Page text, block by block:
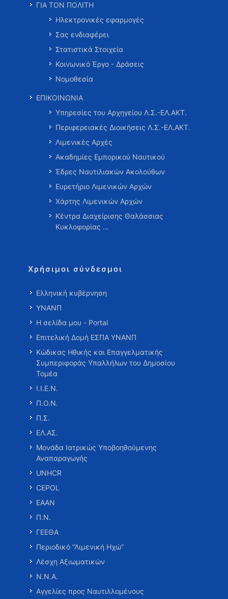
ΓΙΑ ΤΟΝ ΠΟΛΙΤΗ
Ηλεκτρονικές εφαρμογές
Σας ενδιαφέρει
Στατιστικά Στοιχεία
Κοινωνικό Έργο - Δράσεις
Νομοθεσία
ΕΠΙΚΟΙΝΩΝΙΑ
Υπηρεσίες του Αρχηγείου Λ.Σ.-ΕΛ.ΑΚΤ.
Περιφερειακές Διοικήσεις Λ.Σ.-ΕΛ.ΑΚΤ.
Λιμενικές Αρχές
Ακαδημίες Εμπορικού Ναυτικού
Έδρες Ναυτιλιακών Ακολούθων
Ευρετήριο Λιμενικών Αρχών
Χάρτης Λιμενικών Αρχών
Κέντρα Διαχείρισης Θαλάσσιας
Κυκλοφορίας …
Χρήσιμοι σύνδεσμοι
Ελληνική κυβέρνηση
ΥΝΑΝΠ
Η σελίδα μου - Portal
Επιτελική Δομή ΕΣΠΑ ΥΝΑΝΠ
Κώδικας Ηθικής και Επαγγελματικής
Συμπεριφοράς Υπαλλήλων του Δημοσίου
Τομέα
Ι.Ι.Ε.Ν.
Π.Ο.Ν.
Π.Σ.
ΕΛ.ΑΣ.
Μονάδα Ιατρικώς Υποβοηθούμενης
Αναπαραγωγής
UNHCR
CEPOL
ΕΑΑΝ
Π.Ν.
ΓΕΕΘΑ
Περιοδικό “Λιμενική Ηχώ”
Λέσχη Αξιωματικών
Ν.Ν.Α.
Αγγελίες προς Ναυτιλλομένους